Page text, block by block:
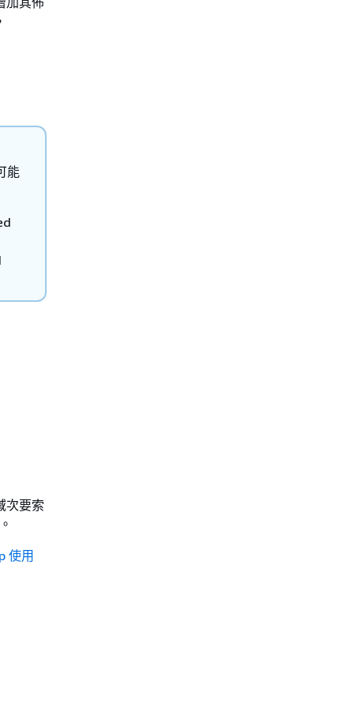
能
次要索
使用